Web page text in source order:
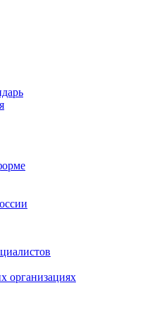
организациях